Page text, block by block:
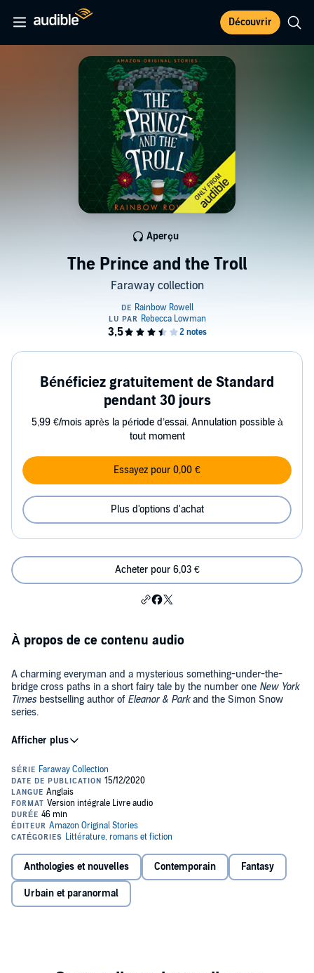
Découvrir
The Prince and the Troll
Faraway collection
Aperçu
Bénéficiez gratuitement de Standard
pendant 30 jours
5,99 €/mois après la période d’essai. Annulation possible à
tout moment
Essayez pour 0,00 €
Plus d'options d'achat
Acheter pour 6,03 €
À propos de ce contenu audio
A charming everyman and a mysterious something-under-the-
bridge cross paths in a short fairy tale by the number one New York
Timesbestselling author of Eleanor & Parkand the Simon Snow
series.
It’s fate when a man accidentally drops his phone off the bridge. It’s
underneath. From that day forward, as they share a coffee every
morning, an unlikely friendship blooms. Considering the reality for
the man above, where life seems perfect, and that of the sharp-
witted creature below, how forever after can a happy ending be?
The Prince and the Troll
tales that take the happily-ever-after in daring new directions.
Whether read or listened to in one sitting, prepare to be charmed,
moved, enlightened, and frightened all over again.
©2020 Rainbow Rowell (P)2020 Brilliance Publishing, Inc., all rights
reserved
Anthologies et nouvelles Contemporain Fantasy
Urbain et paranormal